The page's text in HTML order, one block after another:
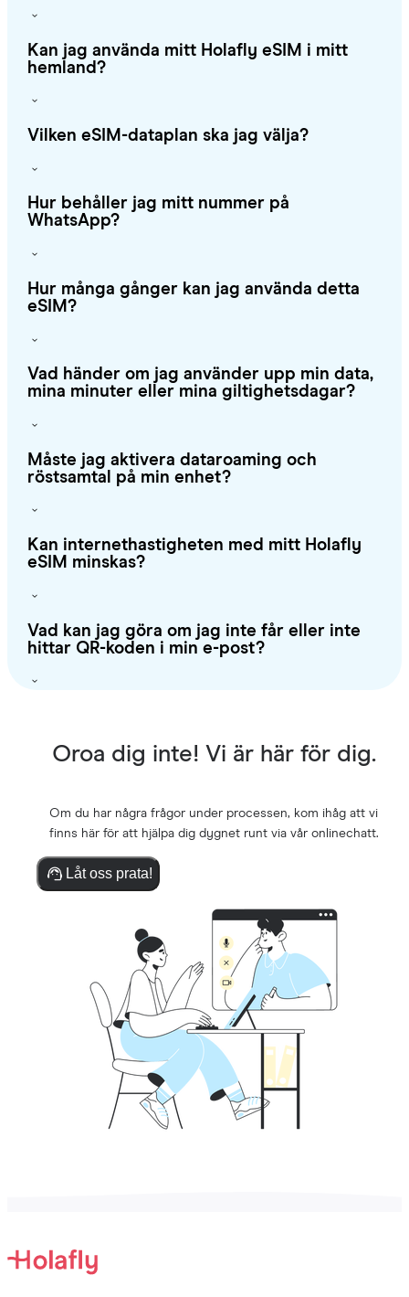
Kan jag använda mitt Holafly eSIM i mitt
hemland?
Vilken eSIM-dataplan ska jag välja?
Hur behåller jag mitt nummer på
WhatsApp?
Hur många gånger kan jag använda detta
eSIM?
Vad händer om jag använder upp min data,
mina minuter eller mina giltighetsdagar?
Måste jag aktivera dataroaming och
röstsamtal på min enhet?
Kan internethastigheten med mitt Holafly
eSIM minskas?
Vad kan jag göra om jag inte får eller inte
hittar QR-koden i min e-post?
Oroa dig inte! Vi är här för dig.
Om du har några frågor under processen, kom ihåg att vi
finns här för att hjälpa dig dygnet runt via vår onlinechatt.
Låt oss prata!